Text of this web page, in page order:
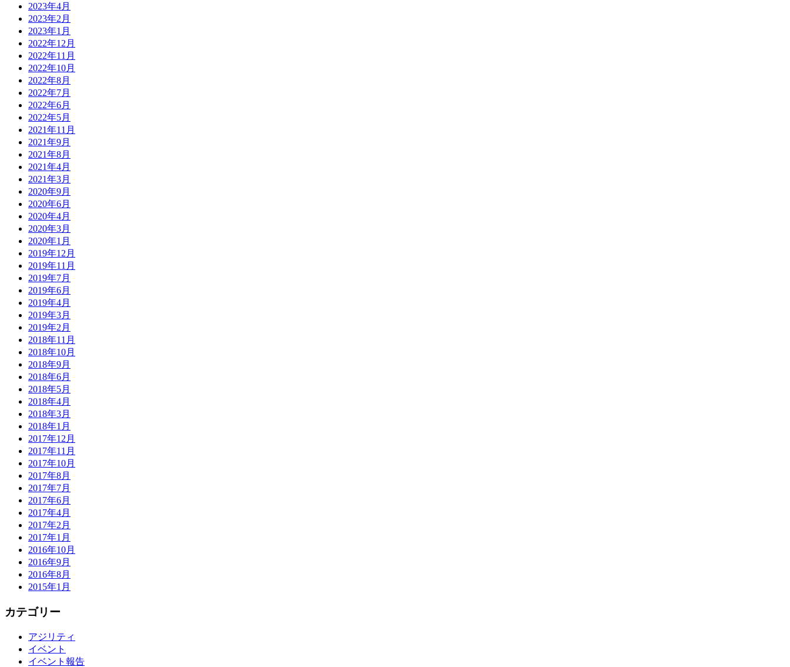
2023年4月
2023年2月
2023年1月
2022年12月
2022年11月
2022年10月
2022年8月
2022年7月
2022年6月
2022年5月
2021年11月
2021年9月
2021年8月
2021年4月
2021年3月
2020年9月
2020年6月
2020年4月
2020年3月
2020年1月
2019年12月
2019年11月
2019年7月
2019年6月
2019年4月
2019年3月
2019年2月
2018年11月
2018年10月
2018年9月
2018年6月
2018年5月
2018年4月
2018年3月
2018年1月
2017年12月
2017年11月
2017年10月
2017年8月
2017年7月
2017年6月
2017年4月
2017年2月
2017年1月
2016年10月
2016年9月
2016年8月
2015年1月
カテゴリー
アジリティ
イベント
イベント報告